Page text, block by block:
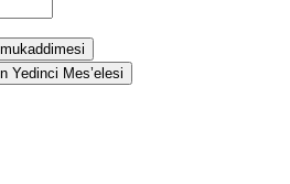
Yedinci Mes’elesi